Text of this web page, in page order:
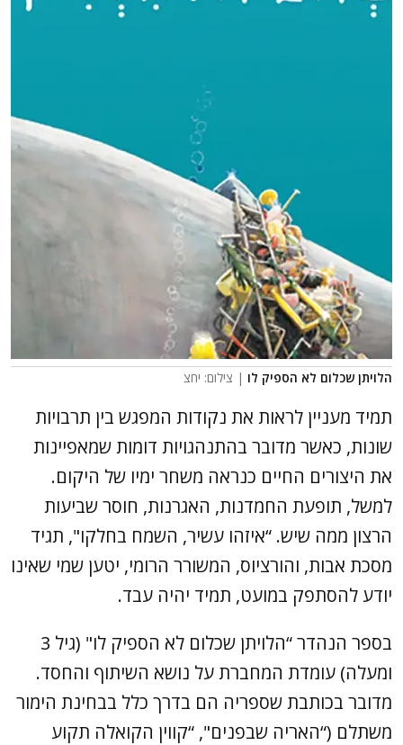
הלויתן שכלום לא הספיק לו | צילום: יחצ
תמיד מעניין לראות את נקודות המפגש בין תרבויות
שונות, כאשר מדובר בהתנהגויות דומות שמאפיינות
את היצורים החיים כנראה משחר ימיו של היקום.
למשל, תופעת החמדנות, האגרנות, חוסר שביעות
הרצון ממה שיש. “איזהו עשיר, השמח בחלקו", תגיד
מסכת אבות, והורציוס, המשורר הרומי, יטען שמי שאינו
יודע להסתפק במועט, תמיד יהיה עבד.
בספר הנהדר “הלויתן שכלום לא הספיק לו" (גיל 3
ומעלה) עומדת המחברת על נושא השיתוף והחסד.
מדובר בכותבת שספריה הם בדרך כלל בבחינת הימור
משתלם (“האריה שבפנים", “קווין הקואלה תקוע